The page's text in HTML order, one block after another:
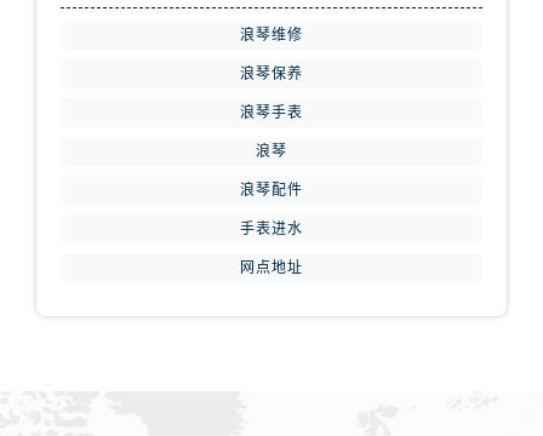
浪琴维修
浪琴保养
浪琴手表
浪琴
浪琴配件
手表进水
网点地址